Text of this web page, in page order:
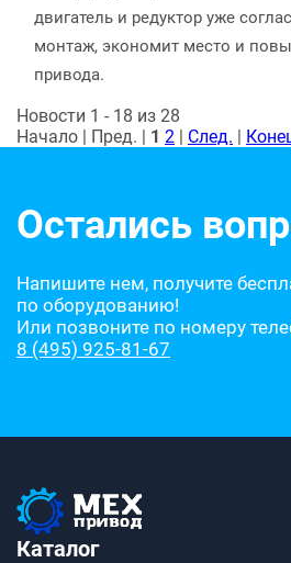
двигатель и редуктор уже
монтаж, экономит место и
привода.
Новости 1 - 18 из 28
Начало | Пред. | 1 2 | След. |
Остались
Напишите нем, получите
по оборудованию!
Или позвоните по номеру
8 (495) 925-81-67
Каталог